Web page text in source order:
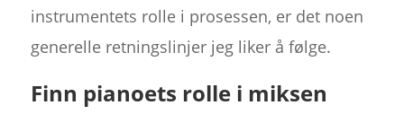
instrumentets rolle i prosessen, er det noen
generelle retningslinjer jeg liker å følge.
Finn pianoets rolle i miksen